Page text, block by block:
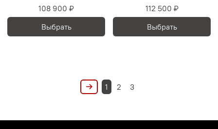
108 900 ₽
Выбрать
112 500 ₽
Выбрать
1 2 3